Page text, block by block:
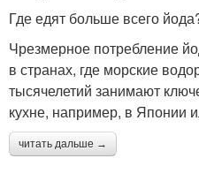
Где едят больше всего
Чрезмерное потребление
в странах, где морские
тысячелетий занимают
кухне, например, в Японии
читать дальше →